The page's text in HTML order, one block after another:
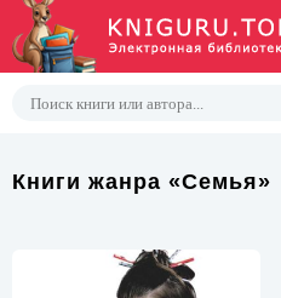
Книги жанра «Семья»